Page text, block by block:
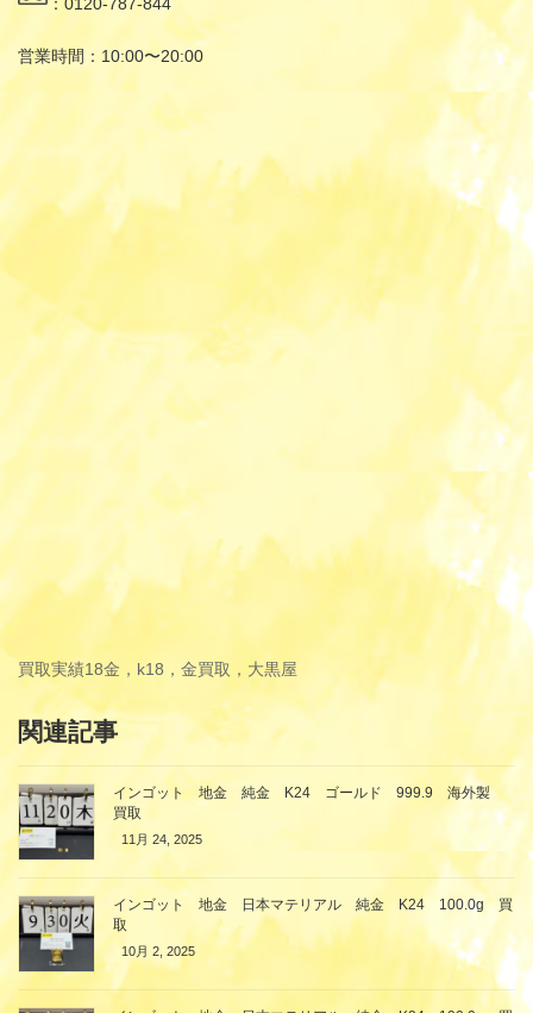
営業時間：10:00〜20:00
買取実績18金，k18，金買取，大黒屋
関連記事
インゴット 地金 純金 K24 ゴールド 999.9 海外製
買取
11月 24, 2025
インゴット 地金 日本マテリアル 純金 K24 100.0g 買
取
10月 2, 2025